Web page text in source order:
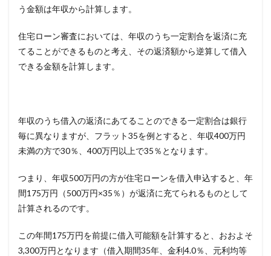
う金額は年収から計算します。
住宅ローン審査においては、年収のうち一定割合を返済に充
てることができるものと考え、その返済額から逆算して借入
できる金額を計算します。
年収のうち借入の返済にあてることのできる一定割合は銀行
毎に異なりますが、フラット35を例とすると、年収400万円
未満の方で30％、 400万円以上で35％となります。
つまり、年収500万円の方が住宅ローンを借入申込すると、年
間175万円（500万円×35％）が返済に充てられるものとして
計算されるのです。
この年間175万円を前提に借入可能額を計算すると、おおよそ
3,300万円となります（借入期間35年、金利4.0％、元利均等